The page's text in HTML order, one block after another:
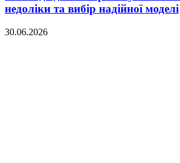
недоліки та вибір надійної моделі
30.06.2026